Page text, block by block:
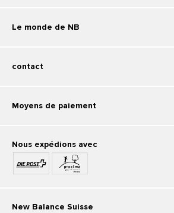
Le monde de NB
contact
New Balance Suisse
Nous expédions avec
Moyens de paiement